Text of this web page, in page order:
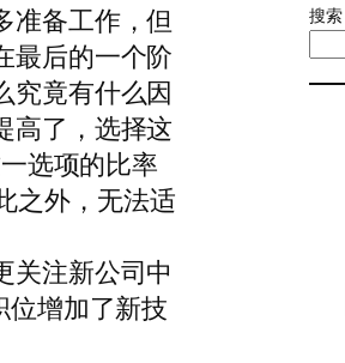
准备工作，但
最后的一个阶
究竟有什么因
高了，选择这
选项的比率
之外，无法适
关注新公司中
增加了新技
搜索